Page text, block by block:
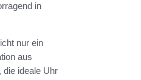
in
nur ein
aus
die ideale Uhr